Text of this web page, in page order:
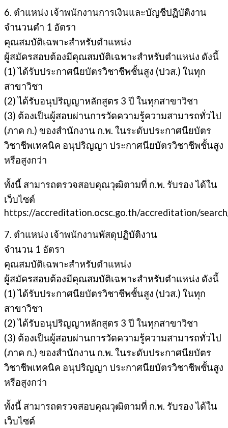
6. ตำแหน่ง เจ้าพนักงานการเงินและบัญชีปฏิบัติงาน
จำนวนตำ 1 อัตรา
คุณสมบัติเฉพาะสำหรับตำแหน่ง
ผู้สมัครสอบต้องมีคุณสมบัติเฉพาะสำหรับตำแหน่ง ดังนี้
(1) ได้รับประกาศนียบัตรวิชาชีพชั้นสูง (ปวส.) ในทุก
สาขาวิชา
(2) ได้รับอนุปริญญาหลักสูตร 3 ปี ในทุกสาขาวิชา
(3) ต้องเป็นผู้สอบผ่านการวัดความรู้ความสามารถทั่วไป
(ภาค ก.) ของสำนักงาน ก.พ. ในระดับประกาศนียบัตร
วิชาชีพเทคนิค อนุปริญญา ประกาศนียบัตรวิชาชีพชั้นสูง
หรือสูงกว่า
ทั้งนี้ สามารถตรวจสอบคุณวุฒิตามที่ ก.พ. รับรอง ได้ใน
เว็บไซต์
https://accreditation.ocsc.go.th/accreditation/
7. ตำแหน่ง เจ้าพนักงานพัสดุปฏิบัติงาน
จำนวน 1 อัตรา
คุณสมบัติเฉพาะสำหรับตำแหน่ง
ผู้สมัครสอบต้องมีคุณสมบัติเฉพาะสำหรับตำแหน่ง ดังนี้
(1) ได้รับประกาศนียบัตรวิชาชีพชั้นสูง (ปวส.) ในทุก
สาขาวิชา
(2) ได้รับอนุปริญญาหลักสูตร 3 ปี ในทุกสาขาวิชา
(3) ต้องเป็นผู้สอบผ่านการวัดความรู้ความสามารถทั่วไป
(ภาค ก.) ของสำนักงาน ก.พ. ในระดับประกาศนียบัตร
วิชาชีพเทคนิค อนุปริญญา ประกาศนียบัตรวิชาชีพชั้นสูง
หรือสูงกว่า
ทั้งนี้ สามารถตรวจสอบคุณวุฒิตามที่ ก.พ. รับรอง ได้ใน
เว็บไซต์